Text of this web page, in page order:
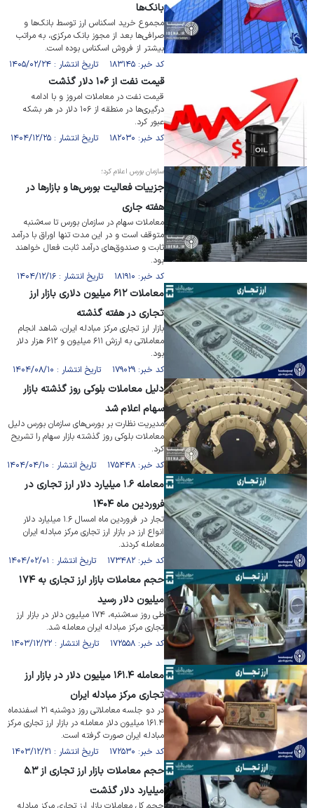
بانک‌ها
مجموع خرید اسکناس ارز توسط بانک‌ها و
صرافی‌ها بعد از مجوز بانک مرکزی، به مراتب
بیشتر از فروش اسکناس بوده است.
کد خبر: ۱۸۳۱۴۵ تاریخ انتشار : ۱۴۰۵/۰۲/۲۴
قیمت نفت از ۱۰۶ دلار گذشت
قیمت نفت در معاملات امروز و با ادامه
درگیری‌ها در منطقه از ۱۰۶ دلار در هر بشکه
عبور کرد.
کد خبر: ۱۸۲۰۳۰ تاریخ انتشار : ۱۴۰۴/۱۲/۲۵
سازمان بورس اعلام کرد؛
جزییات فعالیت بورس‌ها و بازار‌ها در
هفته جاری
معاملات سهام در سازمان بورس تا سه‌شنبه
متوقف است و در این مدت تنها اوراق با درآمد
ثابت و صندوق‌های درآمد ثابت فعال خواهند
بود.
کد خبر: ۱۸۱۹۱۰ تاریخ انتشار : ۱۴۰۴/۱۲/۱۶
معاملات ۶۱۲ میلیون دلاری بازار ارز
تجاری در هفته گذشته
بازار ارز تجاری مرکز مبادله ایران، شاهد انجام
معاملاتی به ارزش ۶۱۱ میلیون و ۶۱۲ هزار دلار
بود.
کد خبر: ۱۷۹۰۲۹ تاریخ انتشار : ۱۴۰۴/۰۸/۱۰
دلیل معاملات بلوکی روز گذشته بازار
سهام اعلام شد
مدیریت نظارت بر بورس‌های سازمان بورس دلیل
معاملات بلوکی روز گذشته بازار سهام را تشریح
کرد.
کد خبر: ۱۷۵۴۴۸ تاریخ انتشار : ۱۴۰۴/۰۴/۱۰
معامله ۱.۶ میلیارد دلار ارز تجاری در
فروردین ماه ۱۴۰۴
تجار در فروردین ماه امسال ۱.۶ میلیارد دلار
انواع ارز در بازار ارز تجاری مرکز مبادله ایران
معامله کردند.
کد خبر: ۱۷۳۴۸۲ تاریخ انتشار : ۱۴۰۴/۰۲/۰۱
حجم معاملات بازار ارز تجاری به ۱۷۴
میلیون دلار رسید
طی روز سه‌شنبه، ۱۷۴ میلیون دلار در بازار ارز
تجاری مرکز مبادله ایران معامله شد.
کد خبر: ۱۷۲۵۵۸ تاریخ انتشار : ۱۴۰۳/۱۲/۲۲
معامله ۱۶۱.۴ میلیون دلار در بازار ارز
تجاری مرکز مبادله ایران
در دو جلسه معاملاتی روز دوشنبه ۲۱ اسفندماه
۱۶۱.۴ میلیون دلار معامله در بازار ارز تجاری مرکز
مبادله ایران صورت گرفته است.
کد خبر: ۱۷۲۵۳۰ تاریخ انتشار : ۱۴۰۳/۱۲/۲۱
حجم معاملات بازار ارز تجاری از ۵.۳
میلیارد دلار گذشت